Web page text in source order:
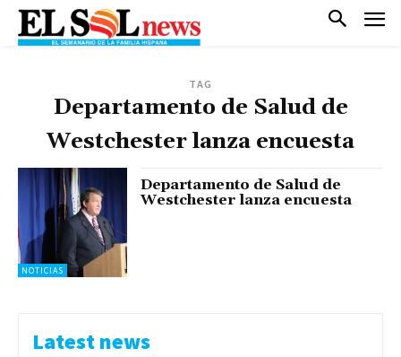
TAG
Departamento de Salud de
Westchester lanza encuesta
NOTICIAS
Departamento de Salud de
Westchester lanza encuesta
Latest news